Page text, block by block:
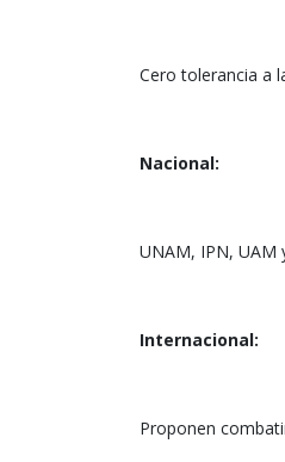
Cero tolerancia a
Nacional:
UNAM, IPN, UAM
Internacional:
Proponen